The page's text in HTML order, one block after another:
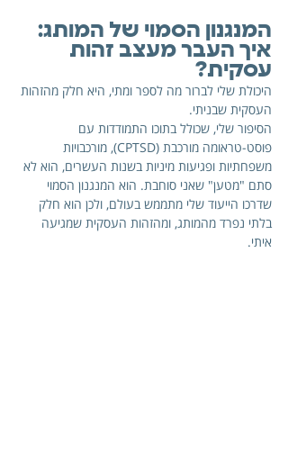
המנגנון הסמוי של המותג:
איך העבר מעצב זהות
עסקית?
היכולת שלי לברור מה לספר ומתי, היא חלק מהזהות
העסקית שבניתי.
הסיפור שלי, שכולל בתוכו התמודדות עם
פוסט-טראומה מורכבת (CPTSD), מורכבויות
משפחתיות ופגיעות מיניות בשנות העשרים, הוא לא
סתם "מטען" שאני סוחבת. הוא המנגנון הסמוי
שדרכו הייעוד שלי מתממש בעולם, ולכן הוא חלק
בלתי נפרד מהמותג, ומהזהות העסקית שמגיעה
איתי.